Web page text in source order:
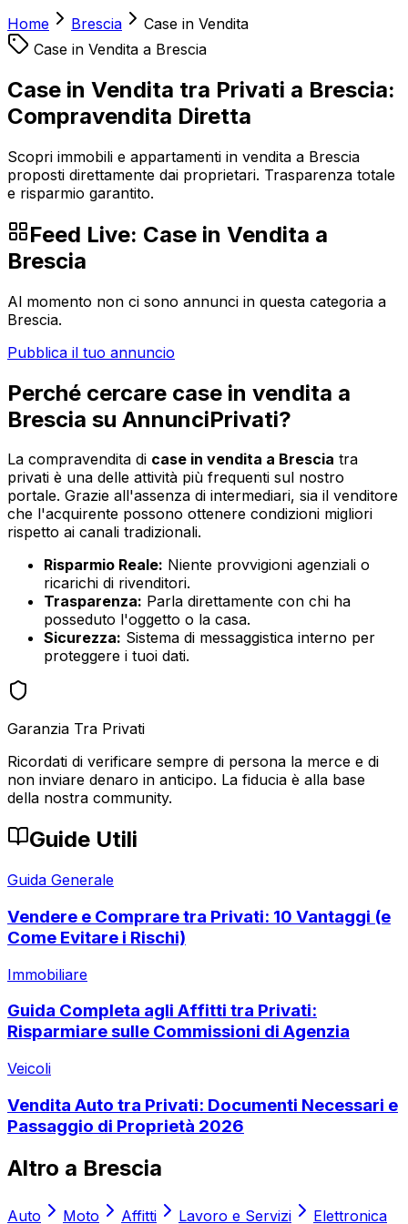
Home Brescia
Case in Vendita
Case in Vendita a Brescia
Case in Vendita tra Privati a Brescia:
Compravendita Diretta
Scopri immobili e appartamenti in vendita a Brescia
proposti direttamente dai proprietari. Trasparenza totale
e risparmio garantito.
Feed Live: Case in Vendita a
Brescia
Al momento non ci sono annunci in questa categoria a
Brescia.
Pubblica il tuo annuncio
Perché cercare case in vendita a
Brescia su AnnunciPrivati?
La compravendita di case in vendita a Brescia tra
privati è una delle attività più frequenti sul nostro
portale. Grazie all'assenza di intermediari, sia il venditore
che l'acquirente possono ottenere condizioni migliori
rispetto ai canali tradizionali.
Risparmio Reale: Niente provvigioni agenziali o
ricarichi di rivenditori.
Trasparenza: Parla direttamente con chi ha
posseduto l'oggetto o la casa.
Sicurezza: Sistema di messaggistica interno per
proteggere i tuoi dati.
Garanzia Tra Privati
Ricordati di verificare sempre di persona la merce e di
non inviare denaro in anticipo. La fiducia è alla base
della nostra community.
Guide Utili
Guida Generale
Vendere e Comprare tra Privati: 10 Vantaggi (e
Come Evitare i Rischi)
Immobiliare
Guida Completa agli Affitti tra Privati:
Risparmiare sulle Commissioni di Agenzia
Veicoli
Vendita Auto tra Privati: Documenti Necessari e
Passaggio di Proprietà 2026
Altro a Brescia
Auto Moto Affitti Lavoro e Servizi Elettronica